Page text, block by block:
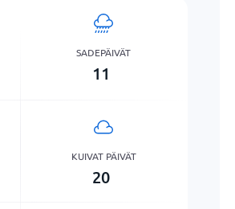
SADEPÄIVÄT
11
KUIVAT PÄIVÄT
20